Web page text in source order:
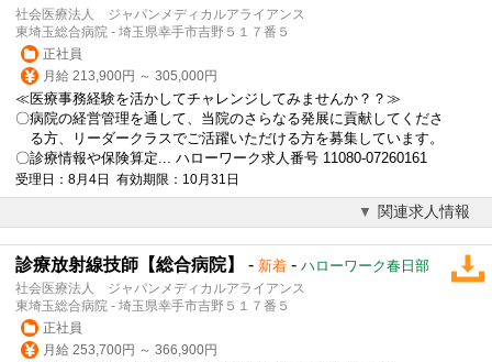
社会医療法人 ジャパンメディカルアライアンス
東埼玉総合病院 - 埼玉県幸手市吉野５１７番５
正社員
月給 213,900円 ～ 305,000円
≪医療事務経験を活かしてチャレンジしてみませんか？？≫
〇病院の経営管理を通して、当院のさらなる発展に貢献してくださ
る方、リーダークラスでご活躍いただける方を募集しています。
〇診療情報や保険算定... ハローワーク求人番号 11080-07260161
受理日：8月4日 有効期限：10月31日
関連求人情報
診療放射線技師【総合病院】 - 新着 - ハローワーク春日部
社会医療法人 ジャパンメディカルアライアンス
東埼玉総合病院 - 埼玉県幸手市吉野５１７番５
正社員
月給 253,700円 ～ 366,900円